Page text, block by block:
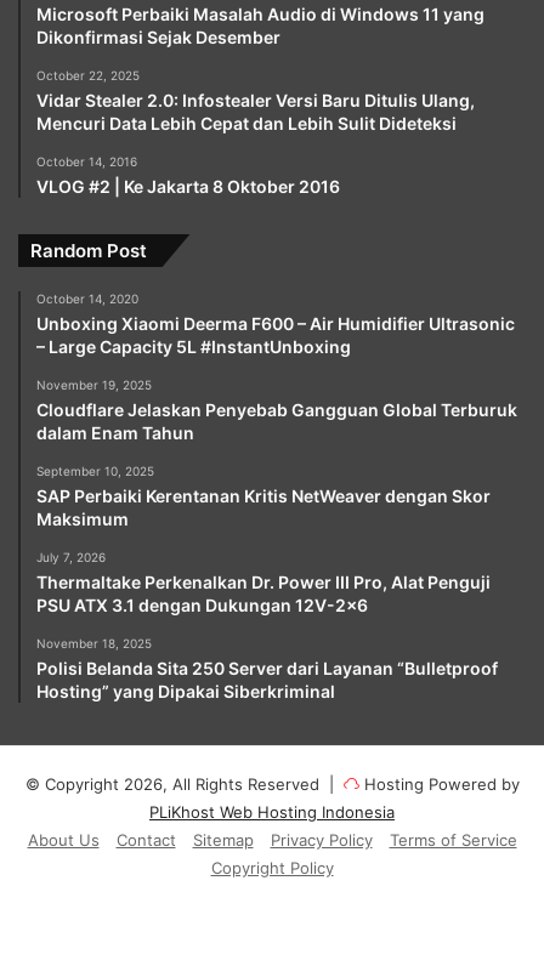
Microsoft Perbaiki Masalah Audio di Windows 11 yang
Dikonfirmasi Sejak Desember
October 22, 2025
Vidar Stealer 2.0: Infostealer Versi Baru Ditulis Ulang,
Mencuri Data Lebih Cepat dan Lebih Sulit Dideteksi
October 14, 2016
VLOG #2 | Ke Jakarta 8 Oktober 2016
Random Post
October 14, 2020
Unboxing Xiaomi Deerma F600 – Air Humidifier Ultrasonic
– Large Capacity 5L #InstantUnboxing
November 19, 2025
Cloudflare Jelaskan Penyebab Gangguan Global Terburuk
dalam Enam Tahun
September 10, 2025
SAP Perbaiki Kerentanan Kritis NetWeaver dengan Skor
Maksimum
July 7, 2026
Thermaltake Perkenalkan Dr. Power III Pro, Alat Penguji
PSU ATX 3.1 dengan Dukungan 12V-2×6
November 18, 2025
Polisi Belanda Sita 250 Server dari Layanan “Bulletproof
Hosting” yang Dipakai Siberkriminal
© Copyright 2026, All Rights Reserved |
Hosting Powered by
PLiKhost Web Hosting Indonesia
About Us
Contact Sitemap Privacy Policy
Terms of Service
Copyright Policy